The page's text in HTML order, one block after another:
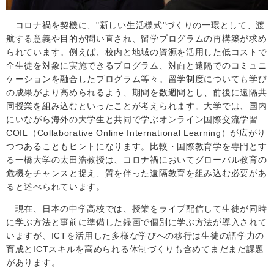
コロナ禍を契機に、"新しい生活様式"づくりの一環として、渡
航する意義や目的が問い直され、留学プログラムの再構築が求め
られています。例えば、校内と地域の資源を活用した低コストで
全生徒を対象に実施できるプログラム、対面と遠隔でのコミュニ
ケーションを融合したプログラム等々。留学制度についても学び
の成果がより高められるよう、期間を数週間とし、前後に遠隔共
同授業を組み込むといったことが考えられます。大学では、国内
にいながら海外の大学生と共同で学ぶオンライン国際交流学習
COIL
（Collaborative Online International Learning ）が広がり
つつあることもヒントになります。比較・国際教育学を専門とす
る一橋大学の太田浩教授は、コロナ禍においてグローバル教育の
危機をチャンスと捉え、質を伴った遠隔教育を組み込む必要があ
ると述べられています。
現在、日本の中学高校では、授業をライブ配信して生徒が同時
に学ぶ方法と事前に準備した録画で個別に学ぶ方法が導入されて
いますが、 ICTを活用した多様な学びへの移行は生徒の語学力の
育成と ICTスキルを高められる体制づくりも含めてまだまだ課題
があります。